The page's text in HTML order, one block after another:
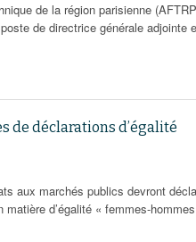
de la région parisienne
de directrice générale adjointe
de déclarations d’égalité
aux marchés publics devront
matière d’égalité « femmes-